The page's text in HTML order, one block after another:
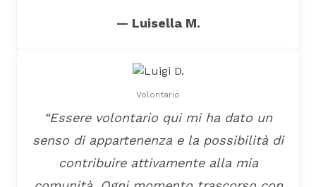
— Luisella M.
Volontario
“Essere volontario qui mi ha dato un
senso di appartenenza e la possibilità di
contribuire attivamente alla mia